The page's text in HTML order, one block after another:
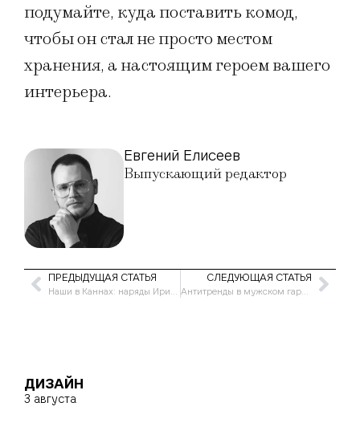
подумайте, куда поставить комод,
чтобы он стал не просто местом
хранения, а настоящим героем вашего
интерьера.
Евгений Елисеев
Выпускающий редактор
ПРЕДЫДУЩАЯ СТАТЬЯ
Наши в Каннах: наряды Ирины Шейк, Ксении Собчак и других российских звезд на красной дорожке
СЛЕДУЮЩАЯ СТАТЬЯ
Антитренды в мужском гардеробе: что не стоит покупать в 2025 году
ДИЗАЙН
3 августа